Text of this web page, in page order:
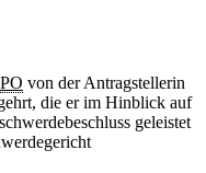
von der Antragstellerin
die er im Hinblick auf
geleistet